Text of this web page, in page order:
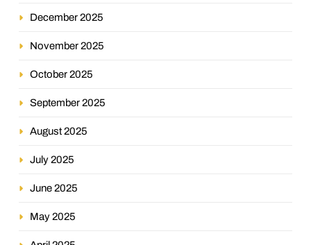
December 2025
November 2025
October 2025
September 2025
August 2025
July 2025
June 2025
May 2025